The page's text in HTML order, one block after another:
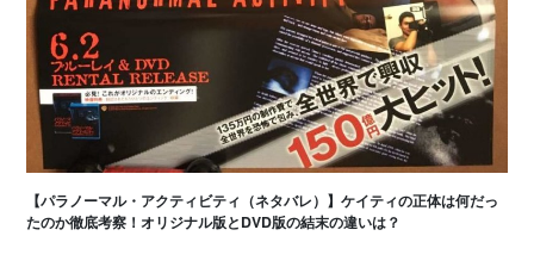
【パラノーマル・アクティビティ（ネタバレ）】ケイティの正体は何だっ
たのか徹底考察！オリジナル版とDVD版の結末の違いは？